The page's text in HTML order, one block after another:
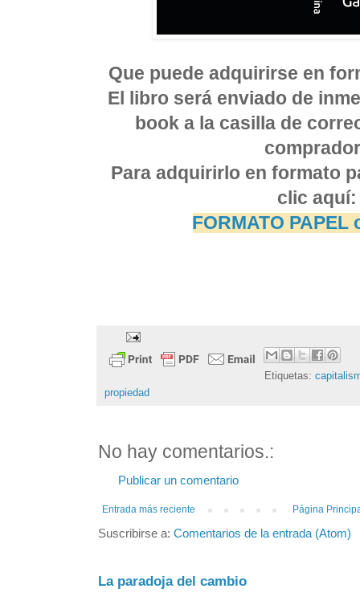
Que puede adquirirse en
El libro será enviado de
book a la casilla de
Para adquirirlo en formato
clic aquí:
FORMATO PAPEL
Etiquetas:
propiedad
No hay comentarios.:
Publicar un comentario
Entrada más reciente Página
Suscribirse a: Comentarios de la entrada (Atom)
La paradoja del cambio